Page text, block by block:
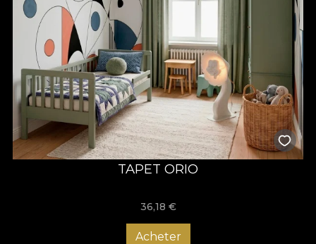
TAPET ORIO
36,18 €
Acheter